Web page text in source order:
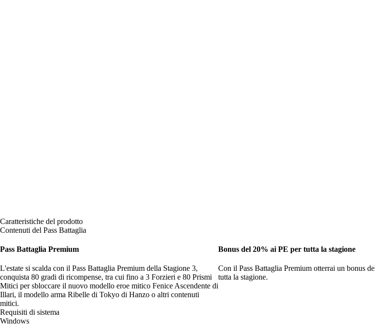
Caratteristiche del prodotto
Contenuti del Pass Battaglia
Pass Battaglia Premium
L'estate si scalda con il Pass Battaglia Premium della Stagione 3,
conquista 80 gradi di ricompense, tra cui fino a 3 Forzieri e 80 Prismi
Mitici per sbloccare il nuovo modello eroe mitico Fenice Ascendente di
Illari, il modello arma Ribelle di Tokyo di Hanzo o altri contenuti
mitici.
Bonus del 20% ai PE per tutta la stagione
Con il Pass Battaglia Premium otterrai un bonus
tutta la stagione.
Requisiti di sistema
Windows